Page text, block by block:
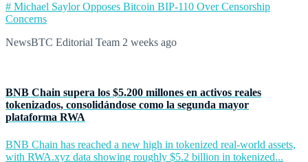
# Michael Saylor Opposes Bitcoin BIP-110 Over Censorship
Concerns
NewsBTC Editorial Team 2 weeks ago
BNB Chain supera los $5.200 millones en activos reales
tokenizados, consolidándose como la segunda mayor
plataforma RWA
BNB Chain has reached a new high in tokenized real-world assets,
with RWA.xyz data showing roughly $5.2 billion in tokenized...